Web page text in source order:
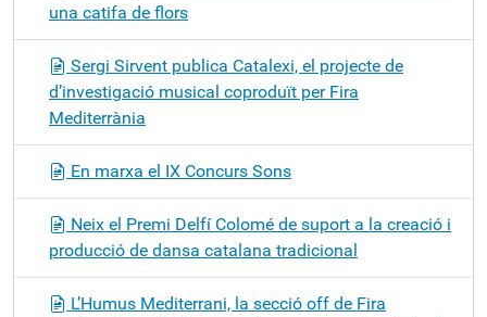
una catifa de flors
Sergi Sirvent publica Catalexi, el projecte de
d’investigació musical coproduït per Fira
Mediterrània
En marxa el IX Concurs Sons
Neix el Premi Delfí Colomé de suport a la creació i
producció de dansa catalana tradicional
L’Humus Mediterrani, la secció off de Fira